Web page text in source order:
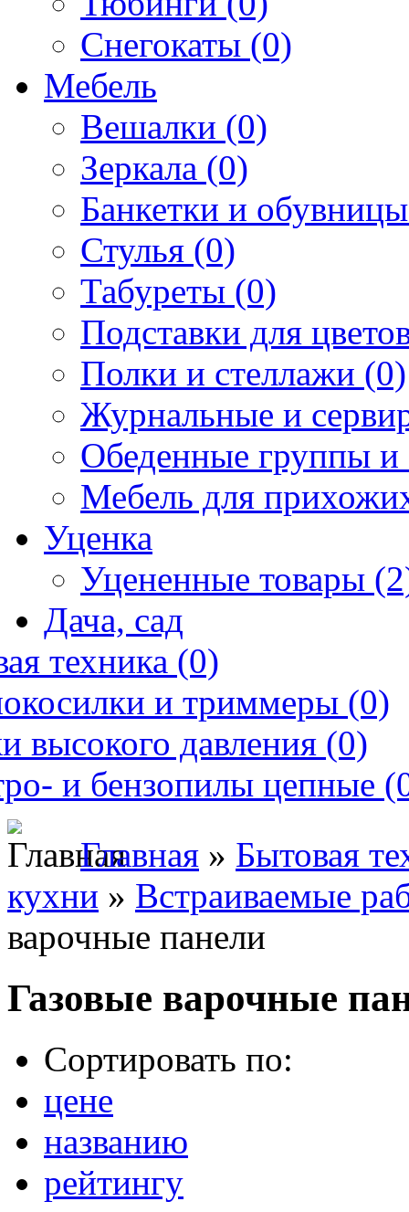
Снегокаты (0)
Мебель
Вешалки (0)
Зеркала (0)
Банкетки и
Стулья (0)
Табуреты (0)
Подставки для
Полки и стеллажи (0)
Журнальные и
Обеденные группы и
Мебель для
Уценка
Уцененные товары
Дача, сад
техника (0)
и триммеры (0)
высокого давления (0)
и бензопилы цепные
Главная » Бытовая
кухни » Встраиваемые
варочные панели
Газовые варочные
Сортировать по:
цене
названию
рейтингу